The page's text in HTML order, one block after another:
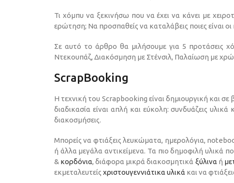
Τι χόμπυ να ξεκινήσω που να έχει να κάνει με
ερώτηση; Να προσπαθείς να καταλάβεις ποιες είναι
Σε αυτό το άρθρο θα μιλήσουμε για 5 προτάσεις
Ντεκουπάζ, Διακόσμηση με Στένσιλ, Παλαίωση με
ScrapBooking
Η τεχνική του Scrapbooking είναι δημιουργική και
διαδικασία είναι απλή και εύκολη: συνδυάζεις
διακοσμήσεις.
Μπορείς να φτιάξεις λευκώματα, ημερολόγια,
ή άλλα μεγάλα αντικείμενα. Τα πιο δημοφιλή υλικά
& κορδόνια, διάφορα μικρά διακοσμητικά ξύλινα ή
εκμεταλευτείς χριστουγεννιάτικα υλικά και να